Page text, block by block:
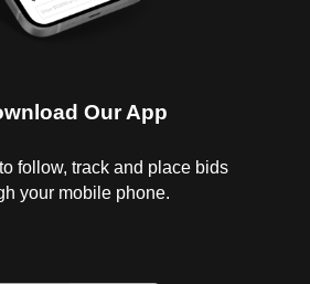
Our App
follow, track and place bids
your mobile phone.